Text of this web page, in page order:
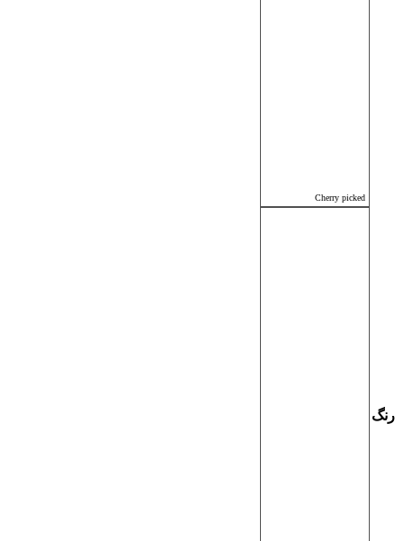
رنگ
Cherry picked